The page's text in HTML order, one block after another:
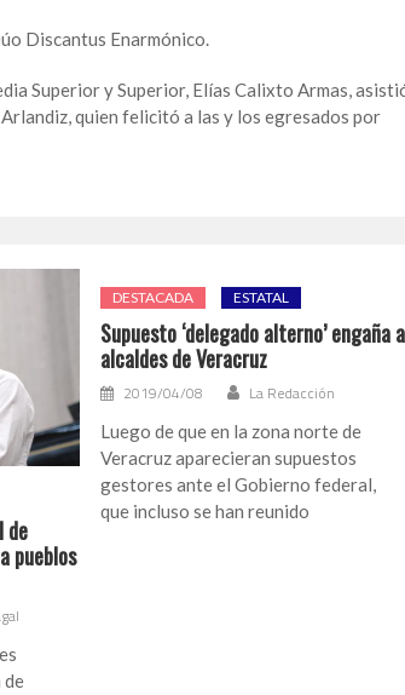
Discantus Enarmónico.
Superior y Superior, Elías Calixto Armas,
quien felicitó a las y los egresados por
de
pueblos
de
DESTACADA ESTATAL
Supuesto ‘delegado alterno’ engaña a
alcaldes de Veracruz
2019/04/08 La Redacción
Luego de que en la zona norte de
Veracruz aparecieran supuestos
gestores ante el Gobierno federal,
que incluso se han reunido